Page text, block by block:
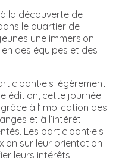
la découverte de
le quartier de
une immersion
des équipes et des
légèrement
édition, cette journée
à l’implication des
et à l’intérêt
Les participant·e·s
sur leur orientation
leurs intérêts